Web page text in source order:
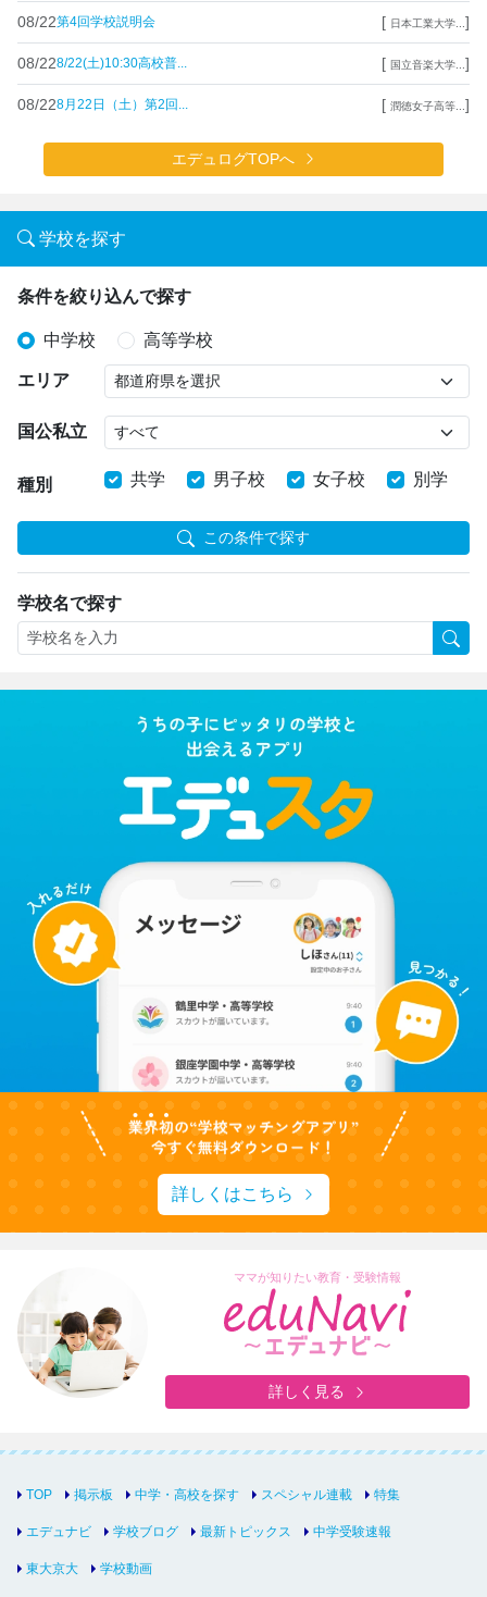
08/22第4回学校説明会 [ 日本工業大学... ]
08/228/22(土)10:30高校普... [ 国立音楽大学... ]
08/228月22日（土）第2回... [ 潤徳女子高等... ]
エデュログTOPへ
学校を探す
条件を絞り込んで探す
中学校 高等学校
エリア
国公私立
種別 共学 男子校 女子校 別学
この条件で探す
学校名で探す
詳しくはこちら
ママが知りたい教育・受験情報
詳しく見る
TOP 掲示板 中学・高校を探す スペシャル連載 特集
エデュナビ 学校ブログ 最新トピックス 中学受験速報
東大京大 学校動画